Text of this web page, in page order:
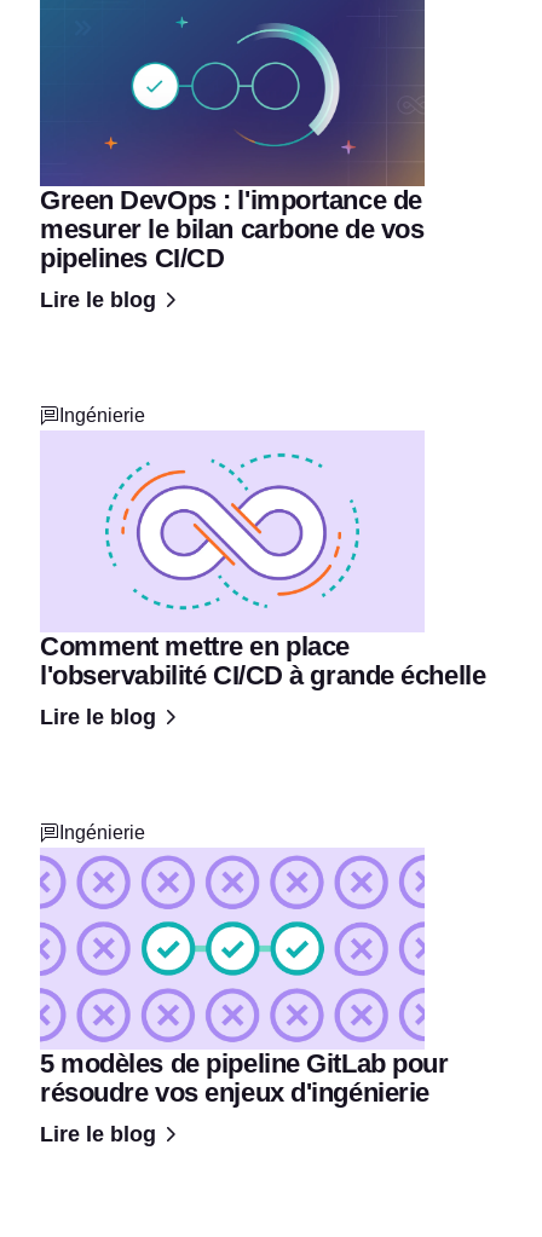
Green DevOps : l'importance de
mesurer le bilan carbone de vos
pipelines CI/CD
Lire le blog
Ingénierie
Comment mettre en place
l'observabilité CI/CD à grande échelle
Lire le blog
Ingénierie
5 modèles de pipeline GitLab pour
résoudre vos enjeux d'ingénierie
Lire le blog